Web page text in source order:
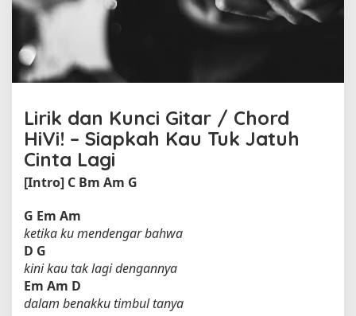
u
C
i
n
a
g
o
l
h
Lirik dan Kunci Gitar / Chord
HiVi! – Siapkah Kau Tuk Jatuh
Cinta Lagi
[Intro] C Bm Am G
G Em Am
ketika ku mendengar bahwa
D G
kini kau tak lagi dengannya
Em Am D
dalam benakku timbul tanya